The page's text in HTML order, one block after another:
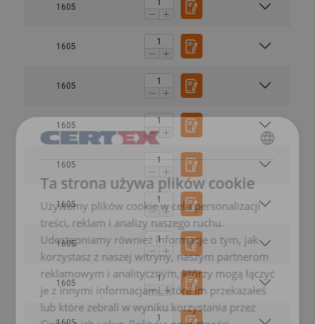
1605
1605
1605
1605
1605
1605
1605
1605
Rope dia Ø
1-part
Straight
pull
Choke
hitch
Basket
hitch
0°−45°
mm
ENGLISH TRANSLATION
Ta strona używa plików cookie
Używamy plików cookie w celu personalizacji
treści, reklam i analizy naszego ruchu.
Udostępniamy również informacje o tym, jak
korzystasz z naszej witryny, naszym partnerom
reklamowym i analitycznym, którzy mogą łączyć
je z innymi informacjami, które im przekazałeś
lub które zebrali w wyniku korzystania przez